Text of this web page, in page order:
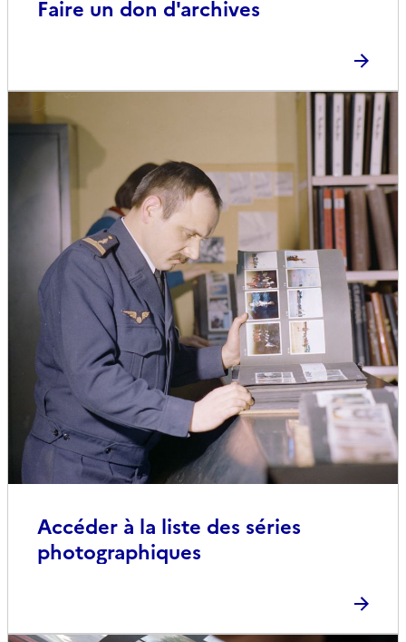
Faire un don d'archives
Accéder à la liste des séries
photographiques